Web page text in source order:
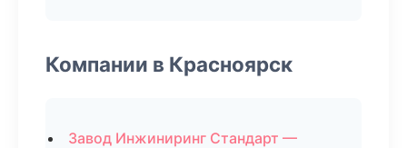
Компании в Красноярск
Завод Инжиниринг Стандарт —